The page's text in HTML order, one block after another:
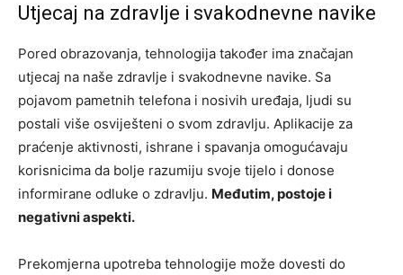
Utjecaj na zdravlje i svakodnevne navike
Pored obrazovanja, tehnologija također ima značajan
utjecaj na naše zdravlje i svakodnevne navike. Sa
pojavom pametnih telefona i nosivih uređaja, ljudi su
postali više osviješteni o svom zdravlju. Aplikacije za
praćenje aktivnosti, ishrane i spavanja omogućavaju
korisnicima da bolje razumiju svoje tijelo i donose
informirane odluke o zdravlju. Međutim, postoje i
negativni aspekti.
Prekomjerna upotreba tehnologije može dovesti do